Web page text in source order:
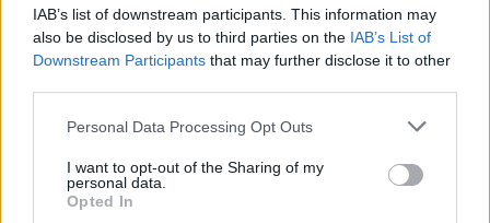
IAB’s list of downstream participants. This information may
also be disclosed by us to third parties on the IAB’s List of
Downstream Participants that may further disclose it to other
Please note that this website/app uses one or more Google
not limited to your visit or usage behaviour. You may click to
grant or deny consent to Google and its third-party tags to
use your data for below specified purposes in below Google
Personal Data Processing Opt Outs
I want to opt-out of the Sharing of my
personal data.
Opted In
Gallura, finti clienti svuotano le suite: furto da
50mila nel resort
Meteo Olbia 7 agosto, sole e caldo tornano
protagonisti